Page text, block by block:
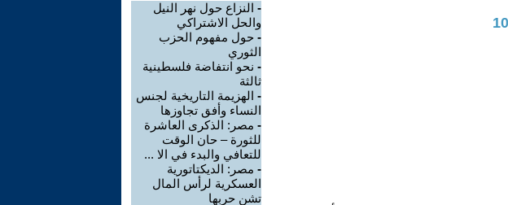
- النزاع حول نهر النيل
والحل الاشتراكي
- حول مفهوم الحزب
الثوري
- نحو انتفاضة فلسطينية
ثالثة
- الهزيمة التاريخية لجنس
النساء وأفق تجاوزها
- مصر: الذكرى العاشرة
للثورة – حان الوقت
للتعافي والبدء في الا ...
- مصر: الديكتاتورية
العسكرية لرأس المال
تشن حربها